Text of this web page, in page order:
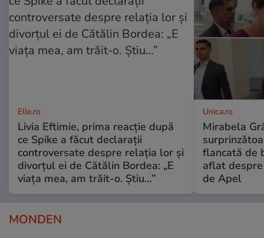
Elle.ro
Livia Eftimie, prima reacție după
ce Spike a făcut declarații
controversate despre relația lor și
divorțul ei de Cătălin Bordea: „E
viața mea, am trăit-o. Știu…”
Unica.ro
Mirabela
flancată de
aflat
de Apel
MONDEN